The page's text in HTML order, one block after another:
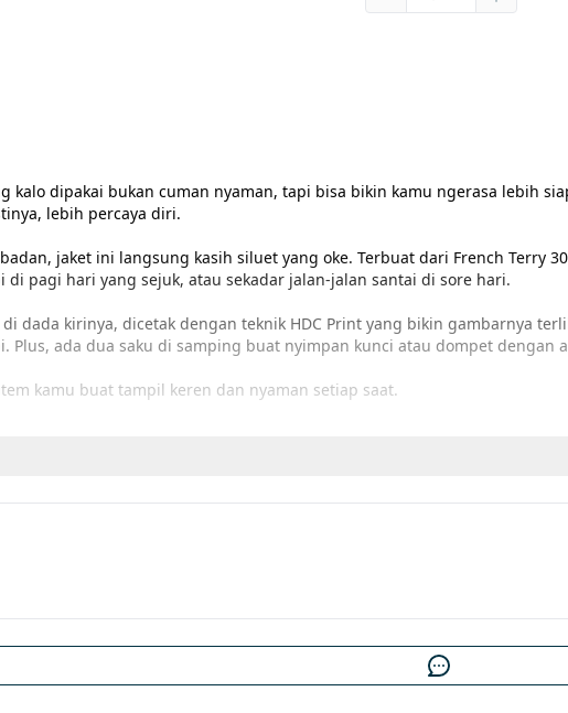
kalo dipakai bukan cuman nyaman, tapi bisa bikin kamu ngerasa lebih
lebih percaya diri.
jaket ini langsung kasih siluet yang oke. Terbuat dari French Terry
di pagi hari yang sejuk, atau sekadar jalan-jalan santai di sore hari.
dada kirinya, dicetak dengan teknik HDC Print yang bikin gambarnya
Plus, ada dua saku di samping buat nyimpan kunci atau dompet dengan
kamu buat tampil keren dan nyaman setiap saat.